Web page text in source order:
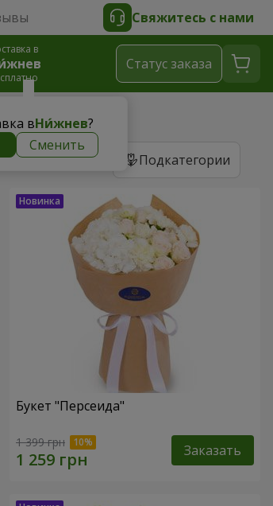
Свяжитесь с нами
в
вНи́жнев?
Сменить
Cтатус заказа
Подкатегории
Букет "Персеида"
1 399 грн Заказать